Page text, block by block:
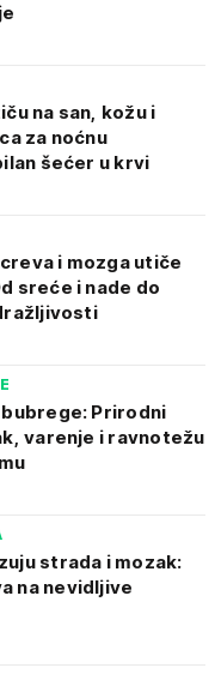
na san, kožu i
za noćnu
šećer u krvi
i mozga utiče
sreće i nade do
Prirodni
varenje i ravnotežu
strada i mozak:
na nevidljive